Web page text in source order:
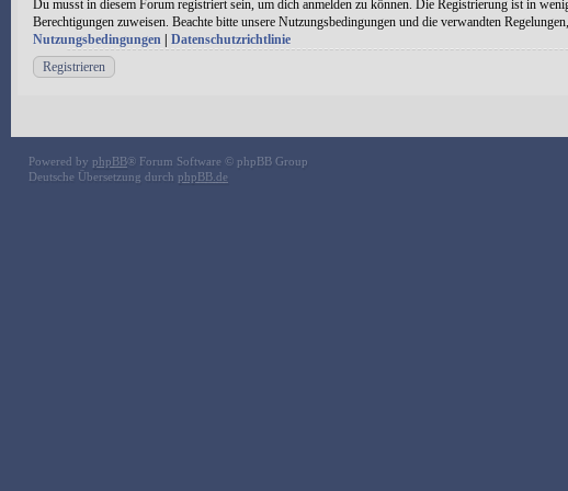
Du musst in diesem Forum registriert sein, um dich anmelden zu können. Die Registrierung ist in
Berechtigungen zuweisen. Beachte bitte unsere Nutzungsbedingungen und die verwandten
Nutzungsbedingungen
Datenschutzrichtlinie
Registrieren
Powered by phpBB® Forum Software © phpBB Group
Deutsche Übersetzung durch phpBB.de